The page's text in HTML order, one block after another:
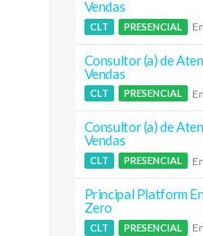
Vendas
CLT PRESENCIAL
Consultor (a) de
Vendas
CLT PRESENCIAL
Consultor (a) de
Vendas
CLT PRESENCIAL
Principal Platform
Zero
CLT PRESENCIAL